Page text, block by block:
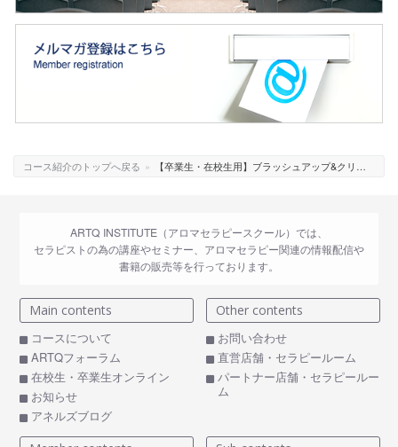
コース紹介のトップへ戻る » 【卒業生・在校生用】ブラッシュアップ&クリニックデイスケジュール
ARTQ INSTITUTE（アロマセラピースクール）では、
セラピストの為の講座やセミナー、アロマセラピー関連の情報配信や
書籍の販売等を行っております。
Main contents
コースについて
ARTQフォーラム
在校生・卒業生オンライン
お知らせ
アネルズブログ
Other contents
お問い合わせ
直営店舗・セラピールーム
パートナー店舗・セラピールー
ム